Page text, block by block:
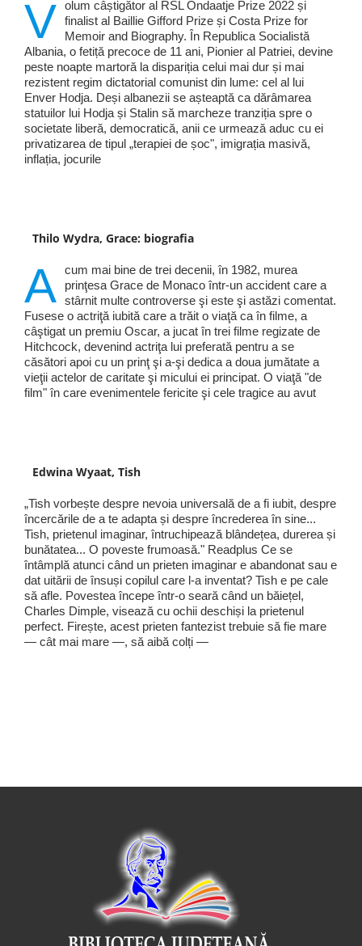
V olum câștigător al RSL Ondaatje Prize 2022 și
finalist al Baillie Gifford Prize și Costa Prize for
Memoir and Biography. În Republica Socialistă
Albania, o fetiță precoce de 11 ani, Pionier al Patriei, devine
peste noapte martoră la dispariția celui mai dur și mai
rezistent regim dictatorial comunist din lume: cel al lui
Enver Hodja. Deși albanezii se așteaptă ca dărâmarea
statuilor lui Hodja și Stalin să marcheze tranziția spre o
societate liberă, democratică, anii ce urmează aduc cu ei
privatizarea de tipul „terapiei de șoc", imigrația masivă,
inflația, jocurile
Thilo Wydra, Grace: biografia
A cum mai bine de trei decenii, în 1982, murea
prinţesa Grace de Monaco într-un accident care a
stârnit multe controverse şi este şi astăzi comentat.
Fusese o actriţă iubită care a trăit o viaţă ca în filme, a
câştigat un premiu Oscar, a jucat în trei filme regizate de
Hitchcock, devenind actriţa lui preferată pentru a se
căsători apoi cu un prinţ şi a-şi dedica a doua jumătate a
vieţii actelor de caritate şi micului ei principat. O viaţă "de
film" în care evenimentele fericite şi cele tragice au avut
Edwina Wyaat, Tish
„Tish vorbește despre nevoia universală de a fi iubit, despre
încercările de a te adapta și despre încrederea în sine...
Tish, prietenul imaginar, întruchipează blândețea, durerea și
bunătatea... O poveste frumoasă." Readplus Ce se
întâmplă atunci când un prieten imaginar e abandonat sau e
dat uitării de însuși copilul care l-a inventat? Tish e pe cale
să afle. Povestea începe într-o seară când un băiețel,
Charles Dimple, visează cu ochii deschiși la prietenul
perfect. Firește, acest prieten fantezist trebuie să fie mare
— cât mai mare —, să aibă colți —